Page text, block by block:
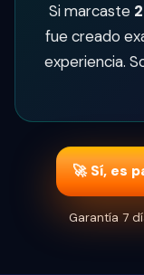
Si marcaste
fue creado
experiencia.
🚀 Sí, es
Garantía 7